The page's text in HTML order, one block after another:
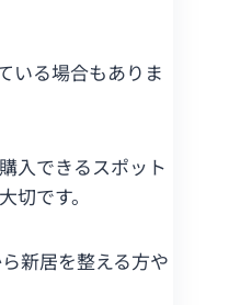
いる場合もありま
入できるスポット
です。
新居を整える方や